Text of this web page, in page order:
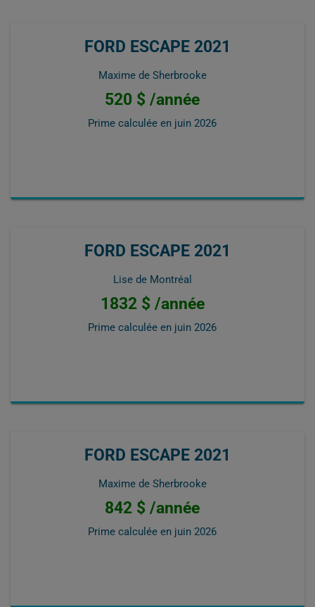
FORD ESCAPE 2021
Maxime de Sherbrooke
520 $ /année
Prime calculée en juin 2026
FORD ESCAPE 2021
Lise de Montréal
1832 $ /année
Prime calculée en juin 2026
FORD ESCAPE 2021
Maxime de Sherbrooke
842 $ /année
Prime calculée en juin 2026